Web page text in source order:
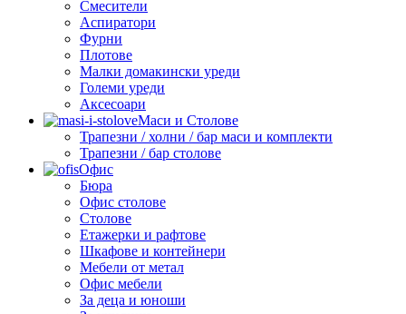
Смесители
Аспиратори
Фурни
Плотове
Малки домакински уреди
Големи уреди
Аксесоари
Маси и Столове
Трапезни / холни / бар маси и комплекти
Трапезни / бар столове
Офис
Бюра
Офис столове
Столове
Етажерки и рафтове
Шкафове и контейнери
Мебели от метал
Офис мебели
За деца и юноши